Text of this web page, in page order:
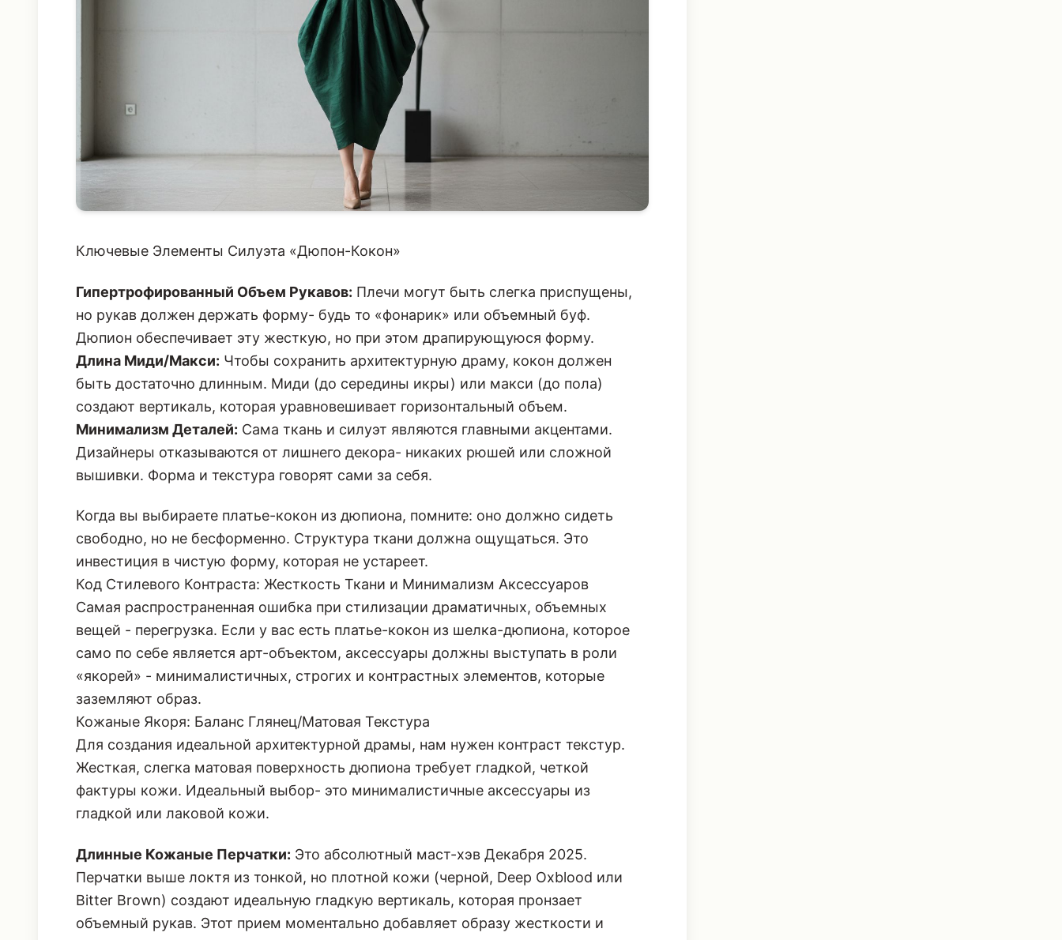
Ключевые Элементы Силуэта «Дюпон-Кокон»
Гипертрофированный Объем Рукавов: Плечи могут быть слегка приспущены,
но рукав должен держать форму- будь то «фонарик» или объемный буф.
Дюпион обеспечивает эту жесткую, но при этом драпирующуюся форму.
Длина Миди/Макси: Чтобы сохранить архитектурную драму, кокон должен
быть достаточно длинным. Миди (до середины икры) или макси (до пола)
создают вертикаль, которая уравновешивает горизонтальный объем.
Минимализм Деталей: Сама ткань и силуэт являются главными акцентами.
Дизайнеры отказываются от лишнего декора- никаких рюшей или сложной
вышивки. Форма и текстура говорят сами за себя.
Когда вы выбираете платье-кокон из дюпиона, помните: оно должно сидеть
свободно, но не бесформенно. Структура ткани должна ощущаться. Это
инвестиция в чистую форму, которая не устареет.
Код Стилевого Контраста: Жесткость Ткани и Минимализм Аксессуаров
Самая распространенная ошибка при стилизации драматичных, объемных
вещей - перегрузка. Если у вас есть платье-кокон из шелка-дюпиона, которое
само по себе является арт-объектом, аксессуары должны выступать в роли
«якорей» - минималистичных, строгих и контрастных элементов, которые
заземляют образ.
Кожаные Якоря: Баланс Глянец/Матовая Текстура
Для создания идеальной архитектурной драмы, нам нужен контраст текстур.
Жесткая, слегка матовая поверхность дюпиона требует гладкой, четкой
фактуры кожи. Идеальный выбор- это минималистичные аксессуары из
гладкой или лаковой кожи.
Длинные Кожаные Перчатки: Это абсолютный маст-хэв Декабря 2025.
Перчатки выше локтя из тонкой, но плотной кожи (черной, Deep Oxblood или
Bitter Brown) создают идеальную гладкую вертикаль, которая пронзает
объемный рукав. Этот прием моментально добавляет образу жесткости и